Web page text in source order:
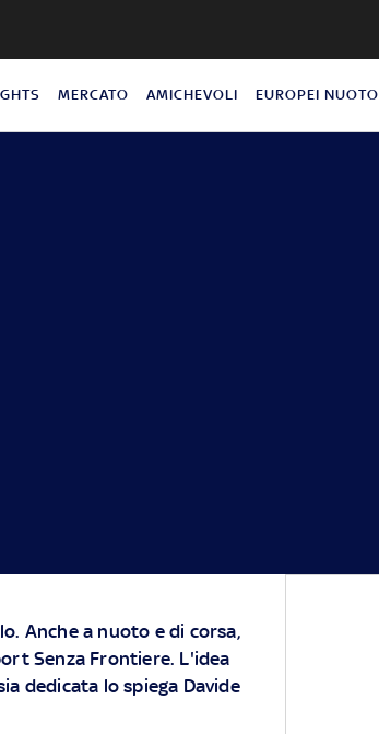
MERCATO AMICHEVOLI EUROPEI NUOTO
Anche a nuoto e di corsa,
Senza Frontiere. L'idea
dedicata lo spiega Davide